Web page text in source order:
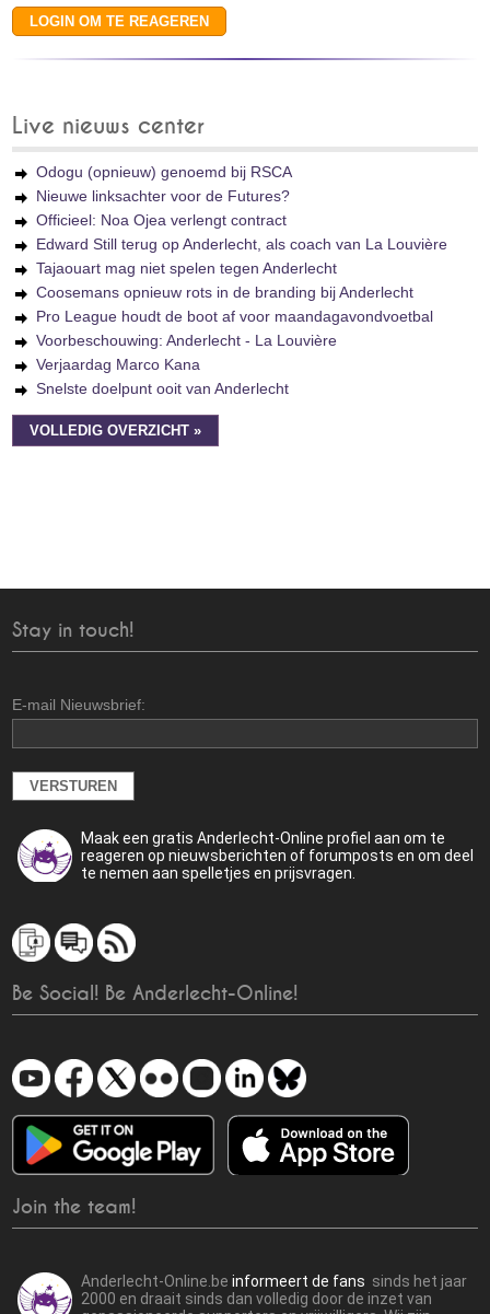
Live nieuws center
Odogu (opnieuw) genoemd bij RSCA
Nieuwe linksachter voor de Futures?
Officieel: Noa Ojea verlengt contract
Edward Still terug op Anderlecht, als coach van La Louvière
Tajaouart mag niet spelen tegen Anderlecht
Coosemans opnieuw rots in de branding bij Anderlecht
Pro League houdt de boot af voor maandagavondvoetbal
Voorbeschouwing: Anderlecht - La Louvière
Verjaardag Marco Kana
Snelste doelpunt ooit van Anderlecht
VOLLEDIG OVERZICHT »
Stay in touch!
E-mail Nieuwsbrief:
Maak een gratis Anderlecht-Online profiel aan om te
reageren op nieuwsberichten of forumposts en om deel
te nemen aan spelletjes en prijsvragen.
Be Social! Be Anderlecht-Online!
Join the team!
Anderlecht-Online.beinformeert de fans sinds het jaar
2000 en draait sinds dan volledig door de inzet van